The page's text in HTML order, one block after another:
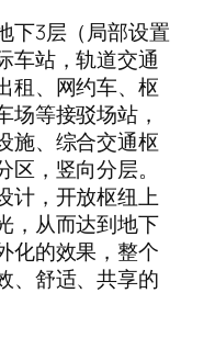
下3层（局部设置
车站，轨道交通
租、网约车、枢
场等接驳场站，
施、综合交通枢
，竖向分层。
计，开放枢纽上
，从而达到地下
化的效果，整个
、舒适、共享的